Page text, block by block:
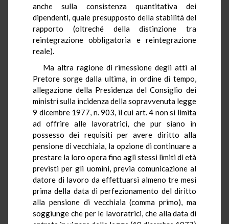
anche sulla consistenza quantitativa dei
dipendenti, quale presupposto della stabilità del
rapporto (oltreché della distinzione tra
reintegrazione obbligatoria e reintegrazione
reale).
Ma altra ragione di rimessione degli atti al
Pretore sorge dalla ultima, in ordine di tempo,
allegazione della Presidenza del Consiglio dei
ministri sulla incidenza della sopravvenuta legge
9 dicembre 1977, n. 903, il cui art. 4 non si limita
ad offrire alle lavoratrici, che pur siano in
possesso dei requisiti per avere diritto alla
pensione di vecchiaia, la opzione di continuare a
prestare la loro opera fino agli stessi limiti di età
previsti per gli uomini, previa comunicazione al
datore di lavoro da effettuarsi almeno tre mesi
prima della data di perfezionamento del diritto
alla pensione di vecchiaia (comma primo), ma
soggiunge che per le lavoratrici, che alla data di